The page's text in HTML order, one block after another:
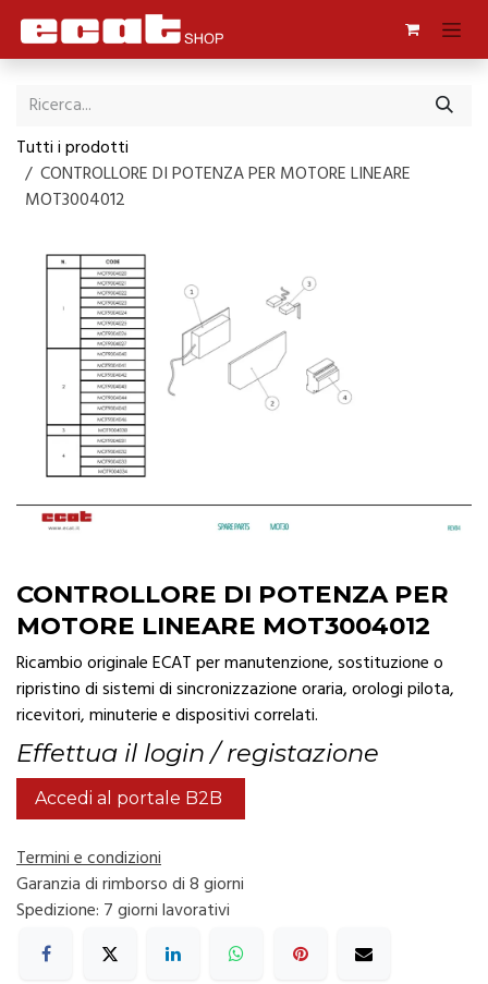
Passa al contenuto
Tutti i prodotti
CONTROLLORE DI POTENZA PER MOTORE LINEARE
MOT3004012
CONTROLLORE DI POTENZA PER
MOTORE LINEARE MOT3004012
Ricambio originale ECAT per manutenzione, sostituzione o
ripristino di sistemi di sincronizzazione oraria, orologi pilota,
ricevitori, minuterie e dispositivi correlati.
Effettua il login / registazione
Accedi al portale B2B
Termini e condizioni
Garanzia di rimborso di 8 giorni
Spedizione: 7 giorni lavorativi